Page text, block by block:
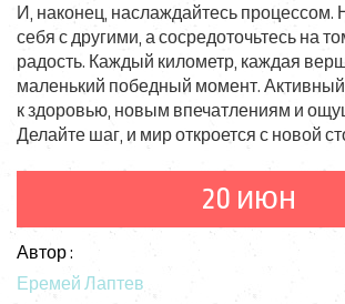
И, наконец, наслаждайтесь процессом.
себя с другими, а сосредоточьтесь на
радость. Каждый километр, каждая
маленький победный момент. Активный
к здоровью, новым впечатлениям и
Делайте шаг, и мир откроется с новой
20 июн
Автор :
Еремей Лаптев